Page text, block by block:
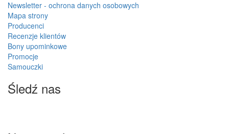
Newsletter - ochrona danych osobowych
Mapa strony
Producenci
Recenzje klientów
Bony upominkowe
Promocje
Samouczki
Śledź nas